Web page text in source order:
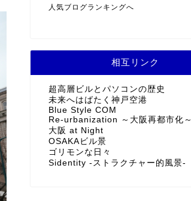
人気ブログランキングへ
相互リンク
超高層ビルとパソコンの歴史
未来へはばたく神戸空港
Blue Style COM
Re-urbanization ～大阪再都市化～
大阪 at Night
OSAKAビル景
ゴリモンな日々
Sidentity -ストラクチャー的風景-